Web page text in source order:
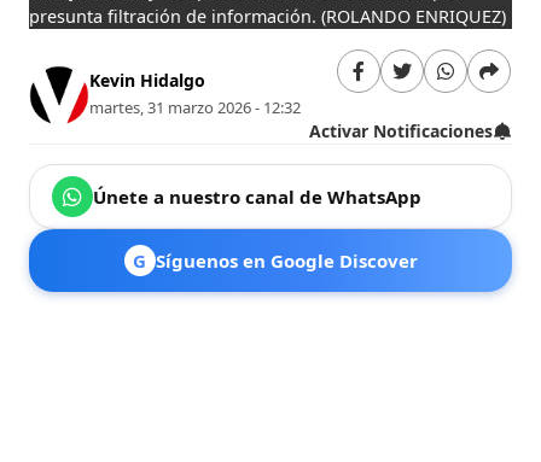
presunta filtración de información.(ROLANDO ENRIQUEZ)
Kevin Hidalgo
martes, 31 marzo 2026 - 12:32
Activar Notificaciones
Únete a nuestro canal de WhatsApp
G Síguenos en Google Discover